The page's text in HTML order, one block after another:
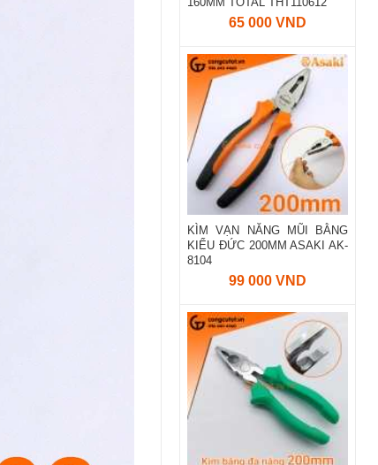
65 000 VND
KÌM VẠN NĂNG MŨI BẰNG
KIỂU ĐỨC 200MM ASAKI AK-
8104
99 000 VND